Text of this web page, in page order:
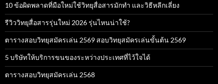
10 ข้อผิดพลาดที่มือใหม่ใช้วิทยุสื่อสารมักทำ และวิธีหลีกเลี่ยง
รีวิววิทยุสื่อสารรุ่นใหม่ 2026 รุ่นไหนน่าใช้?
ตารางสอบวิทยุสมัครเล่น 2569 สอบวิทยุสมัครเล่นขั้นต้น 2569
5 บริษัทให้บริการขนของระหว่างประเทศที่ไว้ใจได้
ตารางสอบวิทยุสมัครเล่น 2568